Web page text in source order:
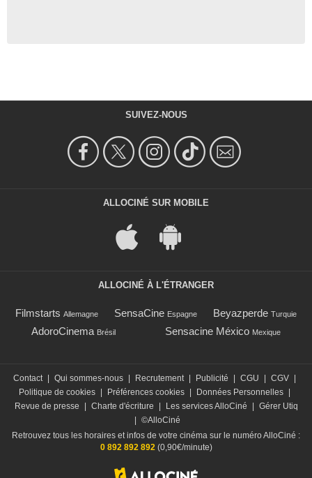
SUIVEZ-NOUS
ALLOCINÉ SUR MOBILE
ALLOCINÉ À L'ÉTRANGER
Filmstarts Allemagne SensaCine Espagne Beyazperde Turquie
AdoroCinema Brésil Sensacine México Mexique
Contact Qui sommes-nous Recrutement Publicité CGU CGV
Politique de cookies
Préférences cookies Données Personnelles
Revue de presse
Charte d'écriture Les services AlloCiné
Gérer Utiq
©AlloCiné
Retrouvez tous les horaires et infos de votre cinéma sur le numéro AlloCiné :
0 892 892 892(0,90€/minute)